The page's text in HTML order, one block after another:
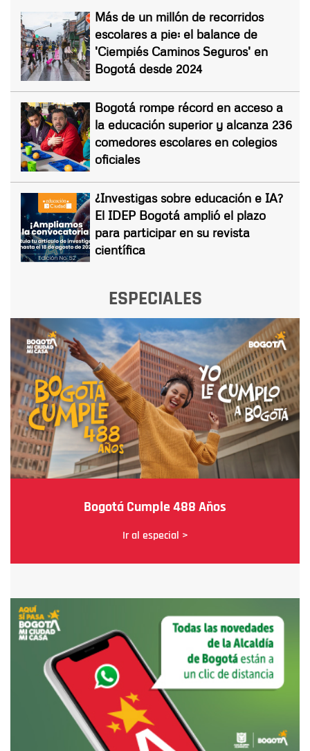
Más de un millón de recorridos
escolares a pie: el balance de
'Ciempiés Caminos Seguros' en
Bogotá desde 2024
Bogotá rompe récord en acceso a
la educación superior y alcanza 236
comedores escolares en colegios
oficiales
¿Investigas sobre educación e IA?
El IDEP Bogotá amplió el plazo
para participar en su revista
científica
ESPECIALES
Bogotá Cumple 488 Años
Ir al especial >